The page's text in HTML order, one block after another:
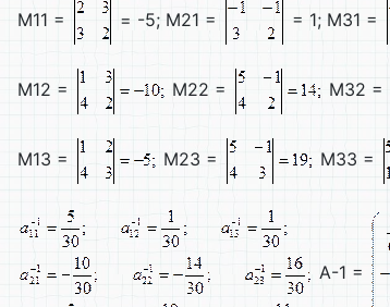
M11 = = -5; M21 = = 1; M31 =
M12 = M22 = M32 =
M13 = M23 = M33 =
A-1 =